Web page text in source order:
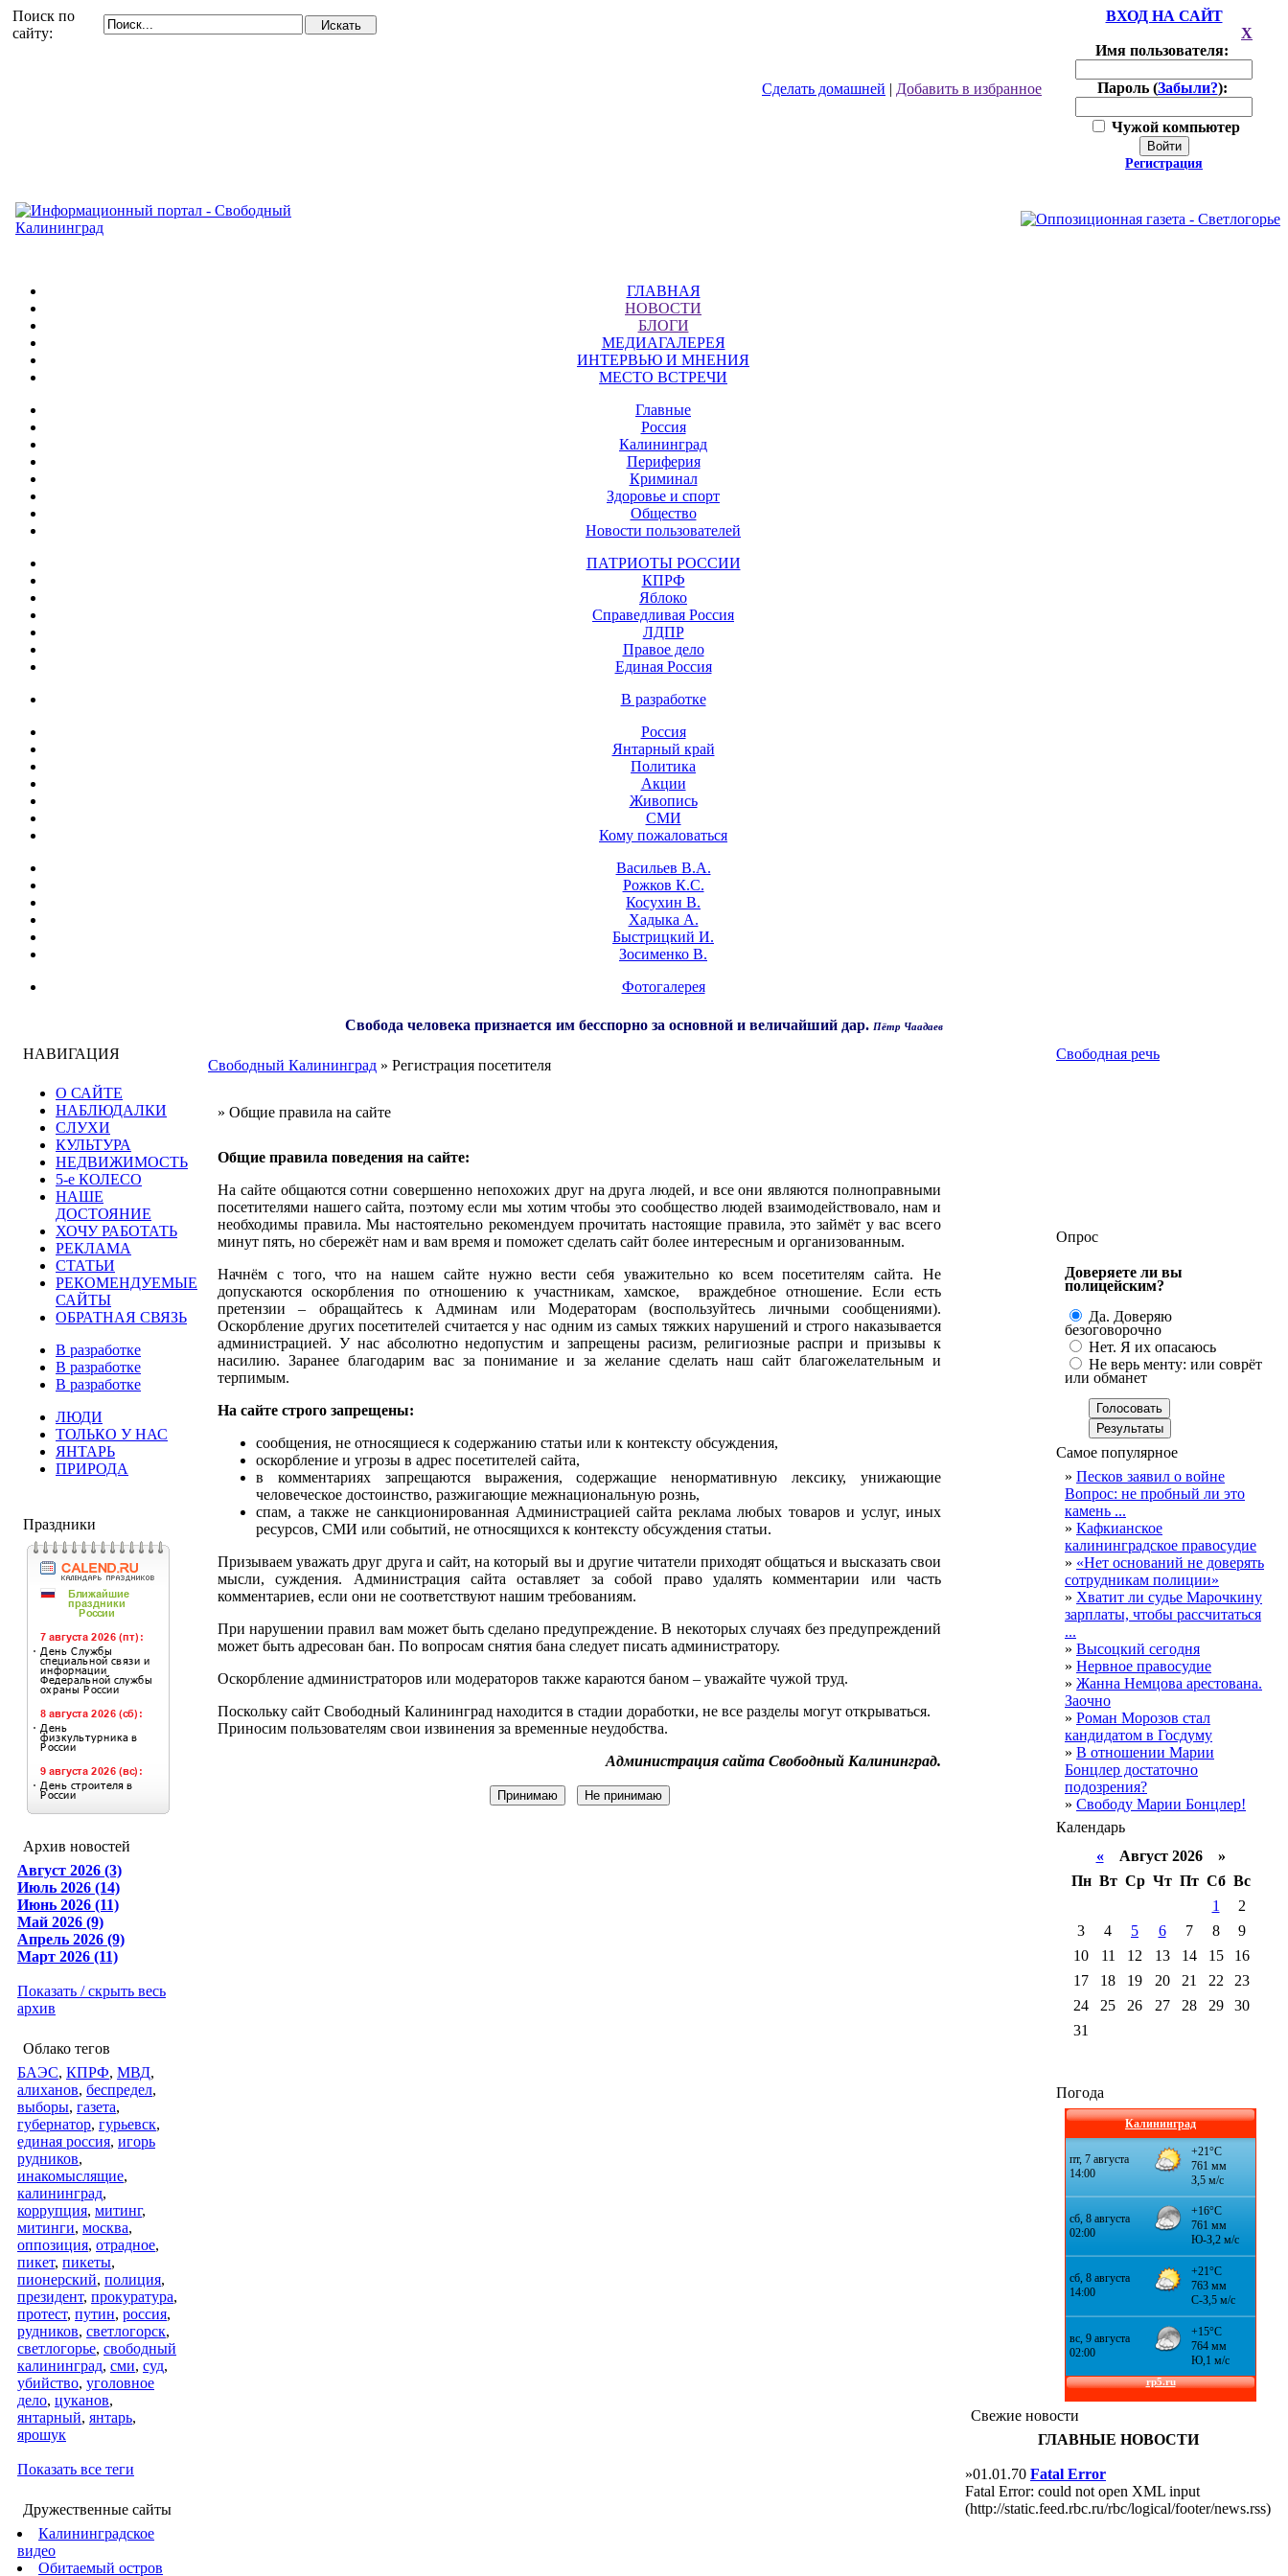
Поиск по
сайту:
Сделать домашней | Добавить в избранное
ВХОД НА САЙТ
X
Имя пользователя:
Пароль (Забыли?):
Чужой компьютер
Войти
Регистрация
ГЛАВНАЯ
НОВОСТИ
БЛОГИ
МЕДИАГАЛЕРЕЯ
ИНТЕРВЬЮ И МНЕНИЯ
МЕСТО ВСТРЕЧИ
Главные
Россия
Калининград
Периферия
Криминал
Здоровье и спорт
Общество
Новости пользователей
ПАТРИОТЫ РОССИИ
КПРФ
Яблоко
Справедливая Россия
ЛДПР
Правое дело
Единая Россия
В разработке
Россия
Янтарный край
Политика
Акции
Живопись
СМИ
Кому пожаловаться
Васильев В.А.
Рожков К.С.
Косухин В.
Хадыка А.
Быстрицкий И.
Зосименко В.
Фотогалерея
Свобода человека признается им бесспорно за основной и величайший дар. Пётр Чаадаев
НАВИГАЦИЯ
О САЙТЕ
НАБЛЮДАЛКИ
СЛУХИ
КУЛЬТУРА
НЕДВИЖИМОСТЬ
5-е КОЛЕСО
НАШЕ
ДОСТОЯНИЕ
ХОЧУ РАБОТАТЬ
РЕКЛАМА
СТАТЬИ
РЕКОМЕНДУЕМЫЕ
САЙТЫ
ОБРАТНАЯ СВЯЗЬ
В разработке
В разработке
В разработке
ЛЮДИ
ТОЛЬКО У НАС
ЯНТАРЬ
ПРИРОДА
Праздники
Архив новостей
Август 2026 (3)
Июль 2026 (14)
Июнь 2026 (11)
Май 2026 (9)
Апрель 2026 (9)
Март 2026 (11)
Показать / скрыть весь
архив
Облако тегов
БАЭС, КПРФ, МВД,
алиханов, беспредел,
выборы, газета,
губернатор, гурьевск,
единая россия, игорь
рудников,
инакомыслящие,
калининград,
коррупция, митинг,
митинги, москва,
оппозиция, отрадное,
пикет, пикеты,
пионерский, полиция,
президент, прокуратура,
протест, путин, россия,
рудников, светлогорск,
светлогорье, свободный
калининград, сми, суд,
убийство, уголовное
дело, цуканов,
янтарный, янтарь,
ярошук
Показать все теги
Дружественные сайты
Калининградское
видео
Обитаемый остров
Свободный Калининград » Регистрация посетителя
» Общие правила на сайте
Общие правила поведения на сайте:
На сайте общаются сотни совершенно непохожих друг на друга людей, и все они являются полноправными
посетителями нашего сайта, поэтому если мы хотим чтобы это сообщество людей взаимодействовало, нам и
необходимы правила. Мы настоятельно рекомендуем прочитать настоящие правила, это займёт у вас всего
минут пять, но сбережёт нам и вам время и поможет сделать сайт более интересным и организованным.
Начнём с того, что на нашем сайте нужно вести себя уважительно ко всем посетителям сайта. Не
допускаются оскорбления по отношению к участникам, хамское, враждебное отношение. Если есть
претензии – обращайтесь к Админам или Модераторам (воспользуйтесь личными сообщениями).
Оскорбление других посетителей считается у нас одним из самых тяжких нарушений и строго наказывается
администрацией. У нас абсолютно недопустим и запрещены расизм, религиозные распри и призывы к
насилию. Заранее благодарим вас за понимание и за желание сделать наш сайт благожелательным и
терпимым.
На сайте строго запрещены:
сообщения, не относящиеся к содержанию статьи или к контексту обсуждения,
оскорбление и угрозы в адрес посетителей сайта,
в комментариях запрещаются выражения, содержащие ненормативную лексику, унижающие
человеческое достоинство, разжигающие межнациональную рознь,
спам, а также не санкционированная Администрацией сайта реклама любых товаров и услуг, иных
ресурсов, СМИ или событий, не относящихся к контексту обсуждения статьи.
Призываем уважать друг друга и сайт, на который вы и другие читатели приходят общаться и высказать свои
мысли, суждения. Администрация сайта оставляет за собой право удалять комментарии или часть
комментариев, если они не соответствуют нашим требованиям.
При нарушении правил вам может быть сделано предупреждение. В некоторых случаях без предупреждений
может быть адресован бан. По вопросам снятия бана следует писать администратору.
Оскорбление администраторов или модераторов также караются баном – уважайте чужой труд.
Поскольку сайт Свободный Калининград находится в стадии доработки, не все разделы могут открываться.
Приносим пользователям свои извинения за временные неудобства.
Администрация сайта Свободный Калининград.
Свободная речь
Опрос
Доверяете ли вы
полицейским?
Да. Доверяю
безоговорочно
Нет. Я их опасаюсь
Не верь менту: или соврёт
или обманет
Самое популярное
» Песков заявил о войне
Вопрос: не пробный ли это
камень ...
» Кафкианское
калининградское правосудие
» «Нет оснований не доверять
сотрудникам полиции»
» Хватит ли судье Марочкину
зарплаты, чтобы рассчитаться
...
» Высоцкий сегодня
» Нервное правосудие
» Жанна Немцова арестована.
Заочно
» Роман Морозов стал
кандидатом в Госдуму
» В отношении Марии
Бонцлер достаточно
подозрения?
» Свободу Марии Бонцлер!
Календарь
«Август 2026 »
Пн Вт Ср Чт Пт Сб Вс
1
2
3
4 5 6 7 8
9
10
11 12 13 14 15
16
17
18 19 20 21 22
23
24
25 26 27 28 29
30
31
Погода
Калининград
Свежие новости
ГЛАВНЫЕ НОВОСТИ
»01.01.70 Fatal Error
Fatal Error: could not open XML input
(http://static.feed.rbc.ru/rbc/logical/footer/news.rss)